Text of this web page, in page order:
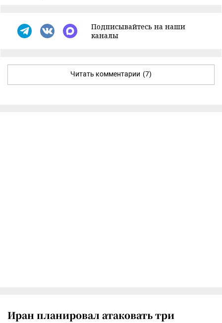
Подписывайтесь на наши
каналы
Читать комментарии (7)
Иран планировал атаковать три